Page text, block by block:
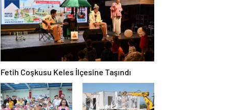
Fetih Coşkusu Keles İlçesine Taşındı